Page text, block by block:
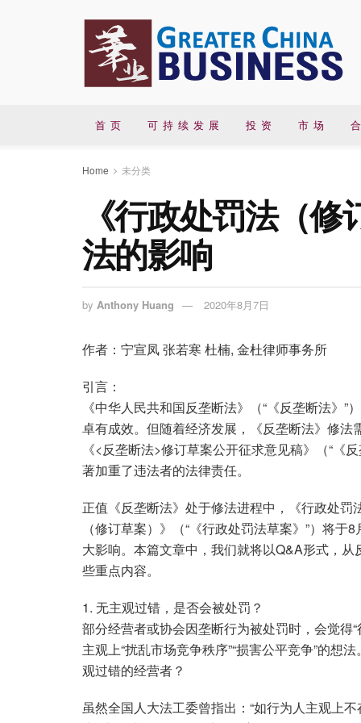
首 页 可 持 续 发 展 投 资 市 场
Home 未分类
《行政处罚法（
法的影响
by Anthony Huang 2020年8月7日
作者：宁宣凤 张若寒 杜楠, 金杜律师事务所​​
引言：
《中华人民共和国反垄断法》（“《反垄断法》
卓有成效。但随着经济发展，《反垄断法》修
《<反垄断法>修订草案公开征求意见稿》（“《
著加重了违法者的法律责任。
正值《反垄断法》处于修法进程中，《行政处
（修订草案）》（“《行政处罚法草案》”）将
大影响。本篇文章中，我们就将以Q&A形式，
些重点内容。
1. 无主观过错，是否会被处罚？
部分经营者或协会因垄断行为被处罚时，会觉得
主观上“扰乱市场竞争秩序”“损害公平竞争”的想
观过错的经营者？
虽然全国人大法工委曾指出：“如行为人主观上